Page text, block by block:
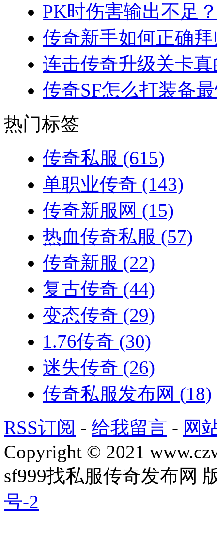
PK时伤害输出不足
传奇新手如何正确
连击传奇升级关卡
传奇SF怎么打装备
热门标签
传奇私服 (615)
单职业传奇 (143)
传奇新服网 (15)
热血传奇私服 (57)
传奇新服 (22)
复古传奇 (44)
变态传奇 (29)
1.76传奇 (30)
迷失传奇 (26)
传奇私服发布网 (18)
RSS订阅 - 给我留言 - 网
Copyright © 2021
sf999找私服传奇发布网
号-2